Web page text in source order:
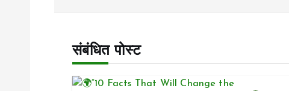
संबंधित पोस्ट